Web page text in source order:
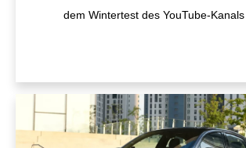
dem Wintertest des YouTube-